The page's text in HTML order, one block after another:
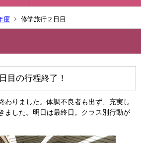
度 修学旅行２日目
目の行程終了！
わりました。体調不良者も出ず、充実し
ました。明日は最終日。クラス別行動が